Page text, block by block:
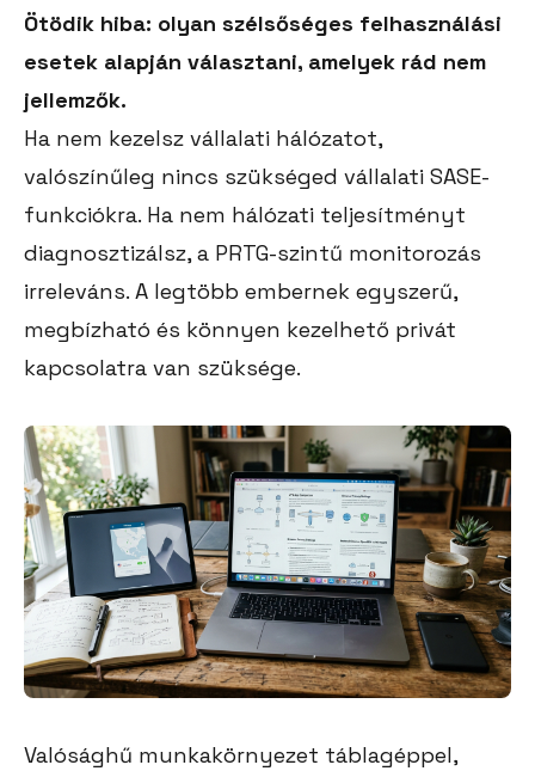
Ötödik hiba: olyan szélsőséges felhasználási
esetek alapján választani, amelyek rád nem
jellemzők.
Ha nem kezelsz vállalati hálózatot,
valószínűleg nincs szükséged vállalati SASE-
funkciókra. Ha nem hálózati teljesítményt
diagnosztizálsz, a PRTG-szintű monitorozás
irreleváns. A legtöbb embernek egyszerű,
megbízható és könnyen kezelhető privát
kapcsolatra van szüksége.
Valósághű munkakörnyezet táblagéppel,